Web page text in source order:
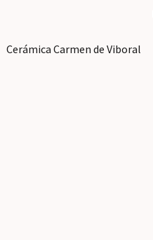
Cerámica Carmen de Viboral